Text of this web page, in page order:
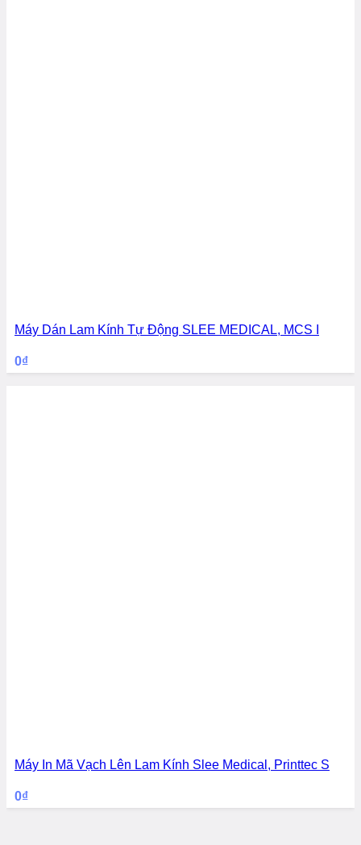
Máy Dán Lam Kính Tự Động SLEE MEDICAL, MCS I
0₫
Máy In Mã Vạch Lên Lam Kính Slee Medical, Printtec S
0₫